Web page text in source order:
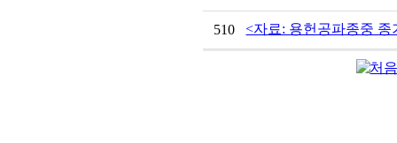
510 <자료: 용헌공파종중